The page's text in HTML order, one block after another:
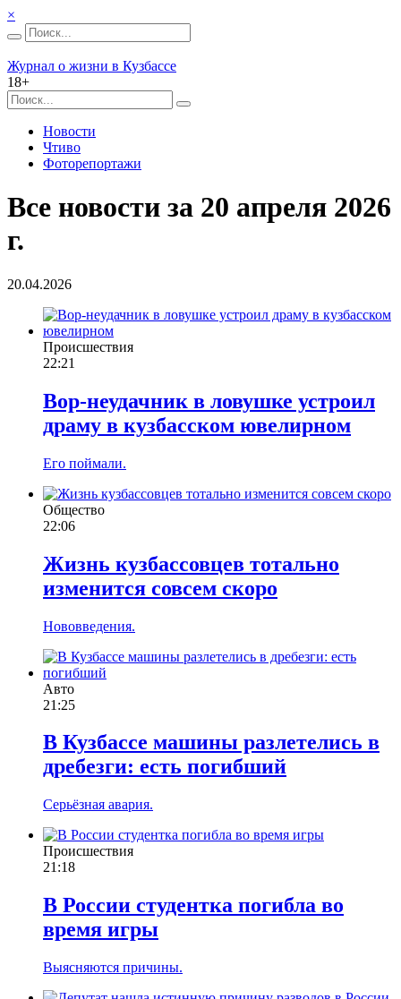
×
Журнал о жизни в Кузбассе
18+
Новости
Чтиво
Фоторепортажи
Все новости за 20 апреля 2026
г.
20.04.2026
Происшествия
22:21
Вор-неудачник в ловушке устроил
драму в кузбасском ювелирном
Его поймали.
Общество
22:06
Жизнь кузбассовцев тотально
изменится совсем скоро
Нововведения.
Авто
21:25
В Кузбассе машины разлетелись в
дребезги: есть погибший
Серьёзная авария.
Происшествия
21:18
В России студентка погибла во
время игры
Выясняются причины.